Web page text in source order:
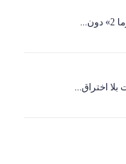
بلا اختراق...